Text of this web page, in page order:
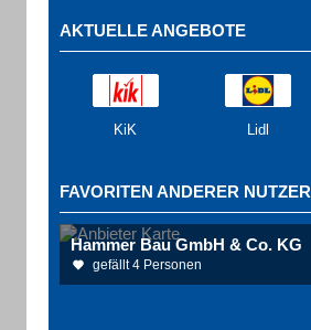
AKTUELLE ANGEBOTE
KiK Lidl
FAVORITEN ANDERER NUTZER
Hammer Bau GmbH & Co. KG
gefällt 4 Personen